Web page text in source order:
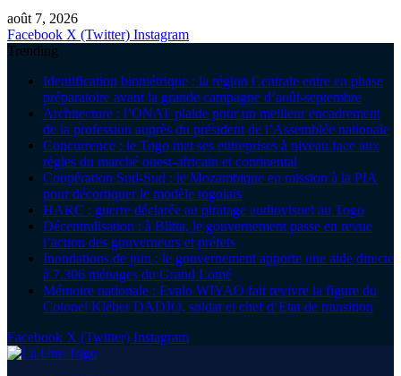
août 7, 2026
Facebook X (Twitter) Instagram
Trending
Identification biométrique : la région Centrale entre en phase
préparatoire avant la grande campagne d’août-septembre
Architecture : l’ONAT plaide pour un meilleur encadrement
de la profession auprès du président de l’Assemblée nationale
Concurrence : le Togo met ses entreprises à niveau face aux
règles du marché ouest-africain et continental
Coopération Sud-Sud : le Mozambique en mission à la PIA
pour décortiquer le modèle togolais
HARC : guerre déclarée au piratage audiovisuel au Togo
Décentralisation : à Blitta, le gouvernement passe en revue
l’action des gouverneurs et préfets
Inondations de juin : le gouvernement apporte une aide directe
à 7.306 ménages du Grand Lomé
Mémoire nationale : Evalo WIYAO fait revivre la figure du
Colonel Kléber DADJO, soldat et chef d’Etat de transition
Facebook X (Twitter) Instagram